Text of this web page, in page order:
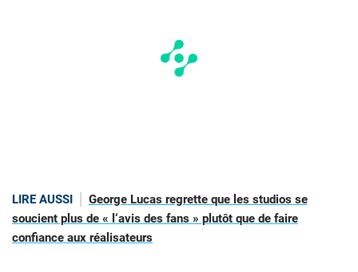
LIRE AUSSI
George Lucas regrette que les studios se
soucient plus de « l‘avis des fans » plutôt que de faire
confiance aux réalisateurs